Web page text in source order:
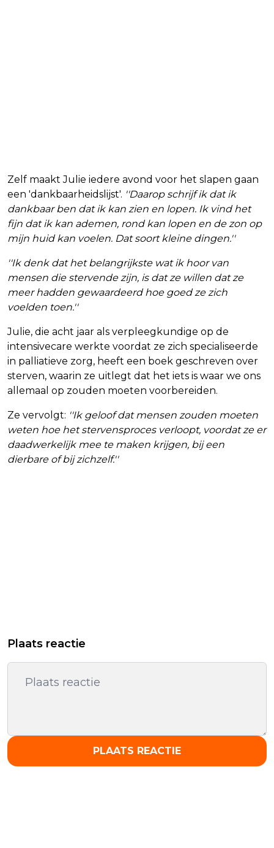
Zelf maakt Julie iedere avond voor het slapen gaan
een 'dankbaarheidslijst'. ''Daarop schrijf ik dat ik
dankbaar ben dat ik kan zien en lopen. Ik vind het
fijn dat ik kan ademen, rond kan lopen en de zon op
mijn huid kan voelen. Dat soort kleine dingen.''
''Ik denk dat het belangrijkste wat ik hoor van
mensen die stervende zijn, is dat ze willen dat ze
meer hadden gewaardeerd hoe goed ze zich
voelden toen.''
Julie, die acht jaar als verpleegkundige op de
intensivecare werkte voordat ze zich specialiseerde
in palliatieve zorg, heeft een boek geschreven over
sterven, waarin ze uitlegt dat het iets is waar we ons
allemaal op zouden moeten voorbereiden.
Ze vervolgt: ''Ik geloof dat mensen zouden moeten
weten hoe het stervensproces verloopt, voordat ze er
daadwerkelijk mee te maken krijgen, bij een
dierbare of bij zichzelf.''
Plaats reactie
PLAATS REACTIE